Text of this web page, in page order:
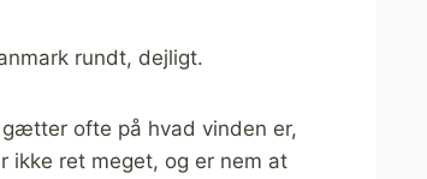
rundt, dejligt.
ofte på hvad vinden er,
ikke ret meget, og er nem at